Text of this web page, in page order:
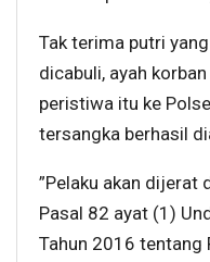
Tak terima putri
dicabuli, ayah
peristiwa itu ke
tersangka berhasil
”Pelaku akan dijerat
Pasal 82 ayat (1)
Tahun 2016 tentang